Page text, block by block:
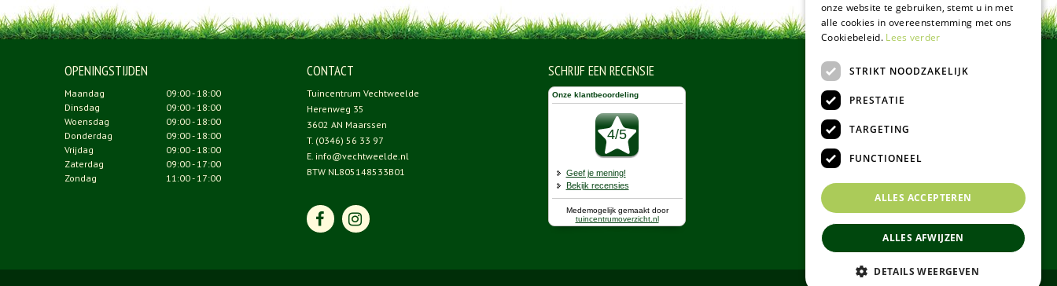
OPENINGSTIJDEN
Maandag
09:00 - 18:00
Dinsdag
09:00 - 18:00
Woensdag
09:00 - 18:00
Donderdag
09:00 - 18:00
Vrijdag
09:00 - 18:00
Zaterdag
09:00 - 17:00
Zondag
11:00 - 17:00
CONTACT
Tuincentrum Vechtweelde
Herenweg 35
3602 AN Maarssen
T. (0346) 56 33 97
E. info@vechtweelde.nl
BTW NL805148533B01
SCHRIJF EEN RECENSIE
onze website te gebruiken, stemt u in met
alle cookies in overeenstemming met ons
Cookiebeleid. Lees verder
STRIKT NOODZAKELIJK
PRESTATIE
TARGETING
FUNCTIONEEL
ALLES ACCEPTEREN
ALLES AFWIJZEN
DETAILS WEERGEVEN